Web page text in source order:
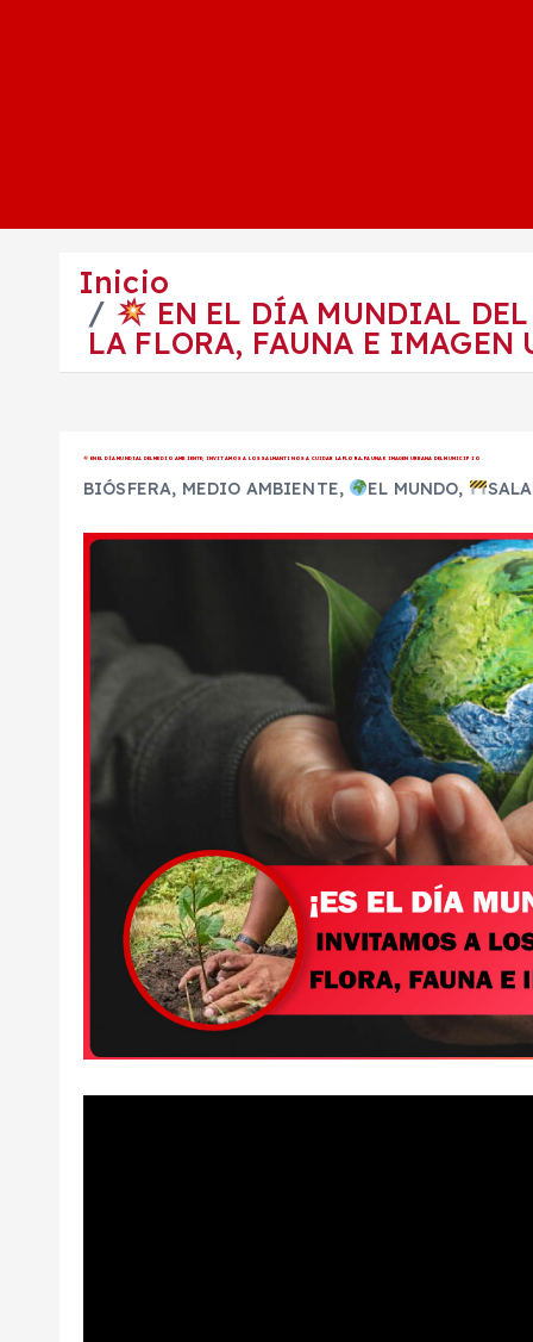
Inicio
EN EL DÍA MUNDIAL
LA FLORA, FAUNA E
EN EL DÍA MUNDIAL DEL MEDIO AMBIENTE; INVITAMOS A LOS SALMANTINOS A CUIDAR LA FLORA, FAUNA E IMAGEN URBANA DEL MUNICIPIO
BIÓSFERA, MEDIO AMBIENTE, EL MUNDO,